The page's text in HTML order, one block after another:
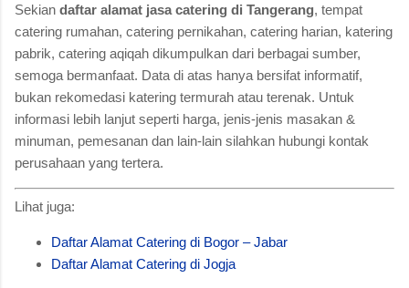
Sekian daftar alamat jasa catering di Tangerang, tempat
catering rumahan, catering pernikahan, catering harian, katering
pabrik, catering aqiqah dikumpulkan dari berbagai sumber,
semoga bermanfaat. Data di atas hanya bersifat informatif,
bukan rekomedasi katering termurah atau terenak. Untuk
informasi lebih lanjut seperti harga, jenis-jenis masakan &
minuman, pemesanan dan lain-lain silahkan hubungi kontak
perusahaan yang tertera.
Lihat juga:
Daftar Alamat Catering di Bogor – Jabar
Daftar Alamat Catering di Jogja